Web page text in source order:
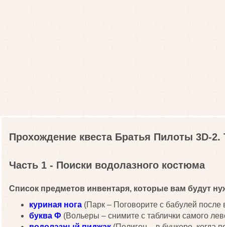
Прохождение квеста Братья Пилоты 3D-
Часть 1 - Поиски водолазного костюма
Список предметов инвентаря, которые вам будут
куриная нога (Парк – Поговорите с бабулей после
буква Ф (Вольеры – снимите с таблички самого